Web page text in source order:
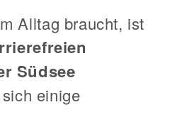
Alltag braucht, ist
Südsee
einige